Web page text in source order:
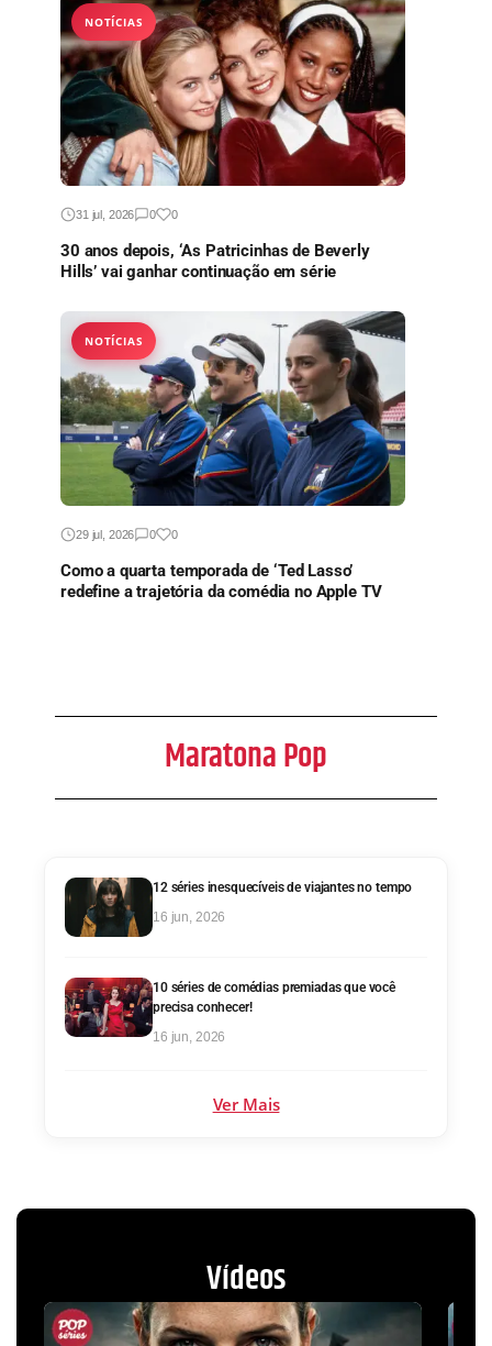
NOTÍCIAS
31 jul, 2026 0 0
30 anos depois, ‘As Patricinhas de Beverly
Hills’ vai ganhar continuação em série
NOTÍCIAS
29 jul, 2026 0 0
Como a quarta temporada de ‘Ted Lasso’
redefine a trajetória da comédia no Apple TV
Maratona Pop
12 séries inesquecíveis de viajantes no tempo
16 jun, 2026
10 séries de comédias premiadas que você
precisa conhecer!
16 jun, 2026
Ver Mais
Vídeos